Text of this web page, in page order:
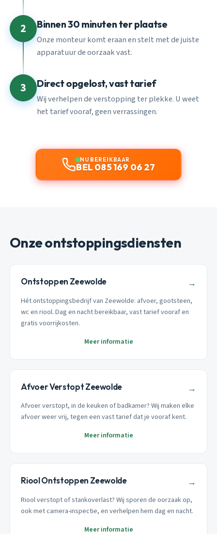
2 Binnen 30 minuten ter plaatse
Onze monteur komt eraan en stelt met de juiste
apparatuur de oorzaak vast.
3 Direct opgelost, vast tarief
Wij verhelpen de verstopping ter plekke. U weet
het tarief vooraf, geen verrassingen.
NU BEREIKBAAR
BEL 085 169 06 27
Onze ontstoppingsdiensten
Ontstoppen Zeewolde →
Hét ontstoppingsbedrijf van Zeewolde: afvoer, gootsteen,
wc en riool. Dag en nacht bereikbaar, vast tarief vooraf en
gratis voorrijkosten.
Meer informatie
Afvoer Verstopt Zeewolde →
Afvoer verstopt, in de keuken of badkamer? Wij maken elke
afvoer weer vrij, tegen een vast tarief dat je vooraf kent.
Meer informatie
Riool Ontstoppen Zeewolde →
Riool verstopt of stankoverlast? Wij sporen de oorzaak op,
ook met camera-inspectie, en verhelpen hem dag en nacht.
Meer informatie